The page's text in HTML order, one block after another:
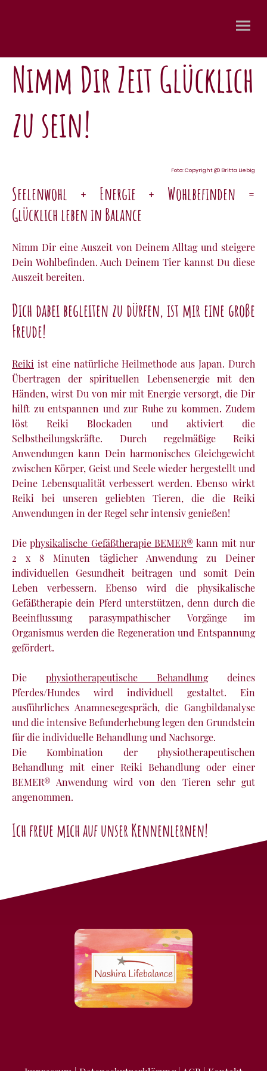
Nimm Dir Zeit Glücklich
zu sein!
Foto: Copyright @ Britta Liebig
Seelenwohl + Energie + Wohlbefinden =
Glücklich leben in Balance
Nimm Dir eine Auszeit von Deinem Alltag und steigere
Dein Wohlbefinden. Auch Deinem Tier kannst Du diese
Auszeit bereiten.
Dich dabei begleiten zu dürfen, ist mir eine große
Freude!
Reiki ist eine natürliche Heilmethode aus Japan. Durch
Übertragen der spirituellen Lebensenergie mit den
Händen, wirst Du von mir mit Energie versorgt, die Dir
hilft zu entspannen und zur Ruhe zu kommen. Zudem
löst Reiki Blockaden und aktiviert die
Selbstheilungskräfte. Durch regelmäßige Reiki
Anwendungen kann Dein harmonisches Gleichgewicht
zwischen Körper, Geist und Seele wieder hergestellt und
Deine Lebensqualität verbessert werden. Ebenso wirkt
Reiki bei unseren geliebten Tieren, die die Reiki
Anwendungen in der Regel sehr intensiv genießen!
Die physikalische Gefäßtherapie BEMER® kann mit nur
2 x 8 Minuten täglicher Anwendung zu Deiner
individuellen Gesundheit beitragen und somit Dein
Leben verbessern. Ebenso wird die physikalische
Gefäßtherapie dein Pferd unterstützen, denn durch die
Beeinflussung parasympathischer Vorgänge im
Organismus werden die Regeneration und Entspannung
gefördert.
Die physiotherapeutische Behandlungdeines
Pferdes/Hundes wird individuell gestaltet. Ein
ausführliches Anamnesegespräch, die Gangbildanalyse
und die intensive Befunderhebung legen den Grundstein
für die individuelle Behandlung und Nachsorge.
Die Kombination der physiotherapeutischen
Behandlung mit einer Reiki Behandlung oder einer
BEMER® Anwendung wird von den Tieren sehr gut
angenommen.
Ich freue mich auf unser Kennenlernen!